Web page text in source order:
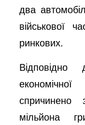
два
військової
ринкових.
мільйона